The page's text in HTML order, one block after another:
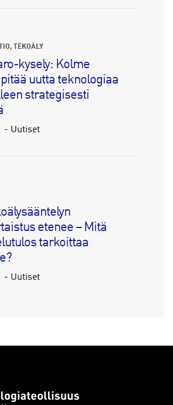
TEKOÄLY
kysely: Kolme
uutta teknologiaa
strategisesti
Uutiset
etenee – Mitä
tarkoittaa
Uutiset